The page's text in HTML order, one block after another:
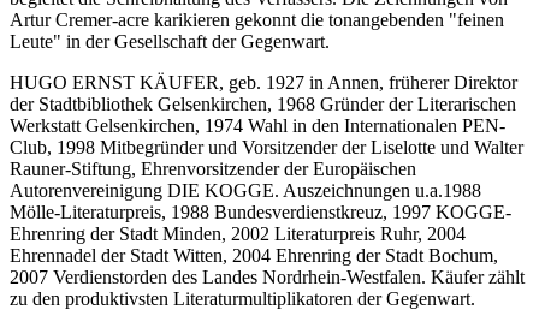
Artur Cremer-acre karikieren gekonnt die tonangebenden "feinen
Leute" in der Gesellschaft der Gegenwart.
HUGO ERNST KÄUFER, geb. 1927 in Annen, früherer Direktor
der Stadtbibliothek Gelsenkirchen, 1968 Gründer der Literarischen
Werkstatt Gelsenkirchen, 1974 Wahl in den Internationalen PEN-
Club, 1998 Mitbegründer und Vorsitzender der Liselotte und Walter
Rauner-Stiftung, Ehrenvorsitzender der Europäischen
Autorenvereinigung DIE KOGGE. Auszeichnungen u.a.1988
Mölle-Literaturpreis, 1988 Bundesverdienstkreuz, 1997 KOGGE-
Ehrenring der Stadt Minden, 2002 Literaturpreis Ruhr, 2004
Ehrennadel der Stadt Witten, 2004 Ehrenring der Stadt Bochum,
2007 Verdienstorden des Landes Nordrhein-Westfalen. Käufer zählt
zu den produktivsten Literaturmultiplikatoren der Gegenwart.